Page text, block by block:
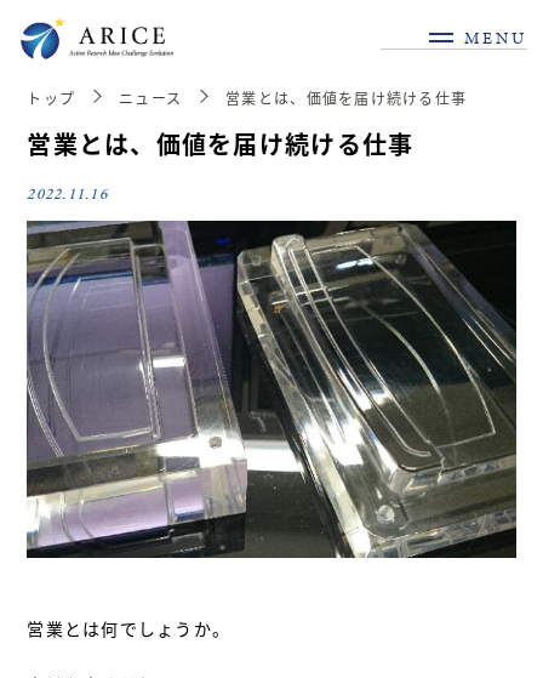
MENU
トップ ニュース 営業とは、価値を届け続ける仕事
営業とは、価値を届け続ける仕事
2022.11.16
営業とは何でしょうか。